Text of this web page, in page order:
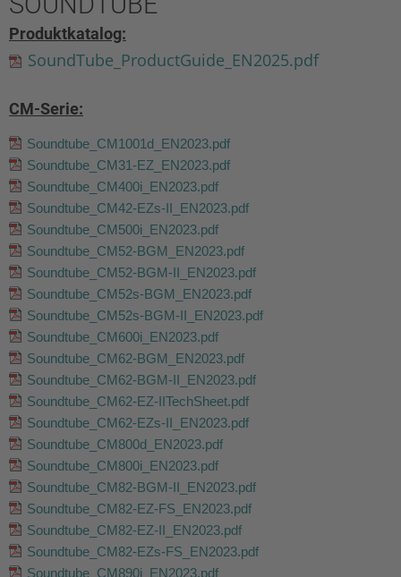
Produktkatalog:
SoundTube_ProductGuide_EN2025.pdf
CM-Serie:
Soundtube_CM1001d_EN2023.pdf
Soundtube_CM31-EZ_EN2023.pdf
Soundtube_CM400i_EN2023.pdf
Soundtube_CM42-EZs-II_EN2023.pdf
Soundtube_CM500i_EN2023.pdf
Soundtube_CM52-BGM_EN2023.pdf
Soundtube_CM52-BGM-II_EN2023.pdf
Soundtube_CM52s-BGM_EN2023.pdf
Soundtube_CM52s-BGM-II_EN2023.pdf
Soundtube_CM600i_EN2023.pdf
Soundtube_CM62-BGM_EN2023.pdf
Soundtube_CM62-BGM-II_EN2023.pdf
Soundtube_CM62-EZ-IITechSheet.pdf
Soundtube_CM62-EZs-II_EN2023.pdf
Soundtube_CM800d_EN2023.pdf
Soundtube_CM800i_EN2023.pdf
Soundtube_CM82-BGM-II_EN2023.pdf
Soundtube_CM82-EZ-FS_EN2023.pdf
Soundtube_CM82-EZ-II_EN2023.pdf
Soundtube_CM82-EZs-FS_EN2023.pdf
Soundtube_CM890i_EN2023.pdf